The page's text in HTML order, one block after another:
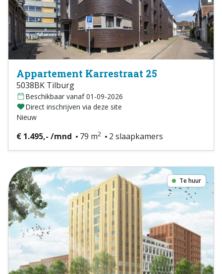
Appartement Karrestraat 25
5038BK Tilburg
Beschikbaar vanaf 01-09-2026
Direct inschrijven via deze site
Nieuw
€ 1.495,- /mnd 79 m2 2 slaapkamers
Te huur